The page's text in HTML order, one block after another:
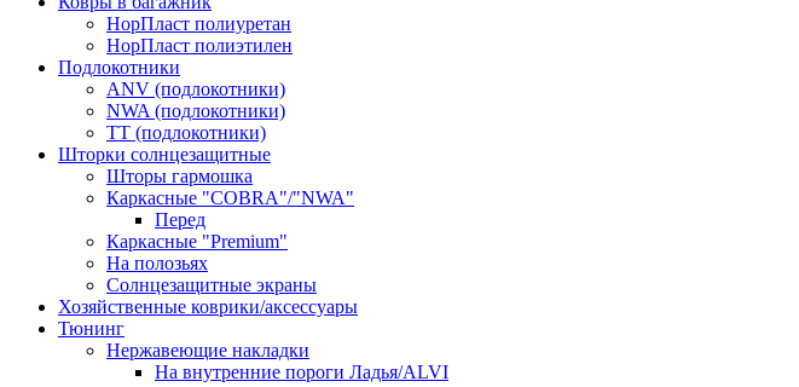
НорПласт полиуретан
НорПласт полиэтилен
Подлокотники
ANV (подлокотники)
NWA (подлокотники)
TT (подлокотники)
Шторки солнцезащитные
Шторы гармошка
Каркасные "COBRA"/"NWA"
Перед
Каркасные "Premium"
На полозьях
Солнцезащитные экраны
Хозяйственные коврики/аксессуары
Тюнинг
Нержавеющие накладки
На внутренние пороги Ладья/ALVI